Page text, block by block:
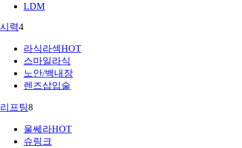
LDM
시력4
라식라섹HOT
스마일라식
노안/백내장
렌즈삽입술
리프팅8
울쎄라HOT
슈링크